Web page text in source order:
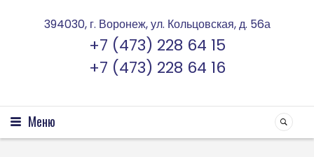
394030, г. Воронеж, ул. Кольцовская, д. 56а
+7 (473) 228 64 15
+7 (473) 228 64 16
Меню